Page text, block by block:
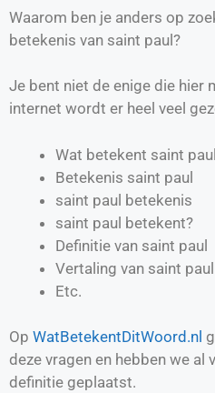
Waarom ben je anders op
betekenis van saint paul?
Je bent niet de enige die hier
internet wordt er heel veel
Wat betekent saint paul
Betekenis saint paul
saint paul betekenis
saint paul betekent?
Definitie van saint paul
Vertaling van saint paul
Etc.
Op WatBetekentDitWoord.nl
deze vragen en hebben we al
definitie geplaatst.